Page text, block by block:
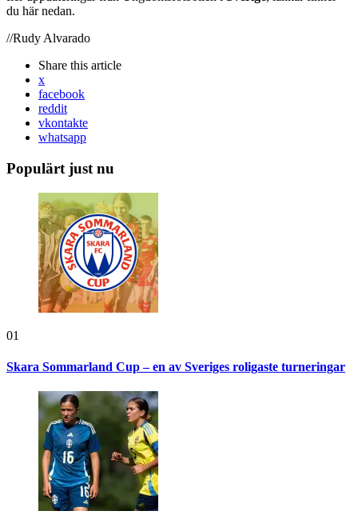
du här nedan.
//Rudy Alvarado
Share this article
x
facebook
reddit
vkontakte
whatsapp
Populärt just nu
01
Skara Sommarland Cup – en av Sveriges roligaste turneringar